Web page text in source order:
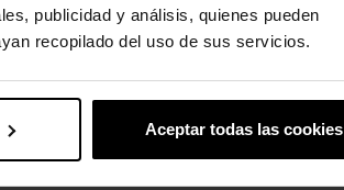
publicidad y análisis, quienes pueden
recopilado del uso de sus servicios.
Aceptar todas las cookies